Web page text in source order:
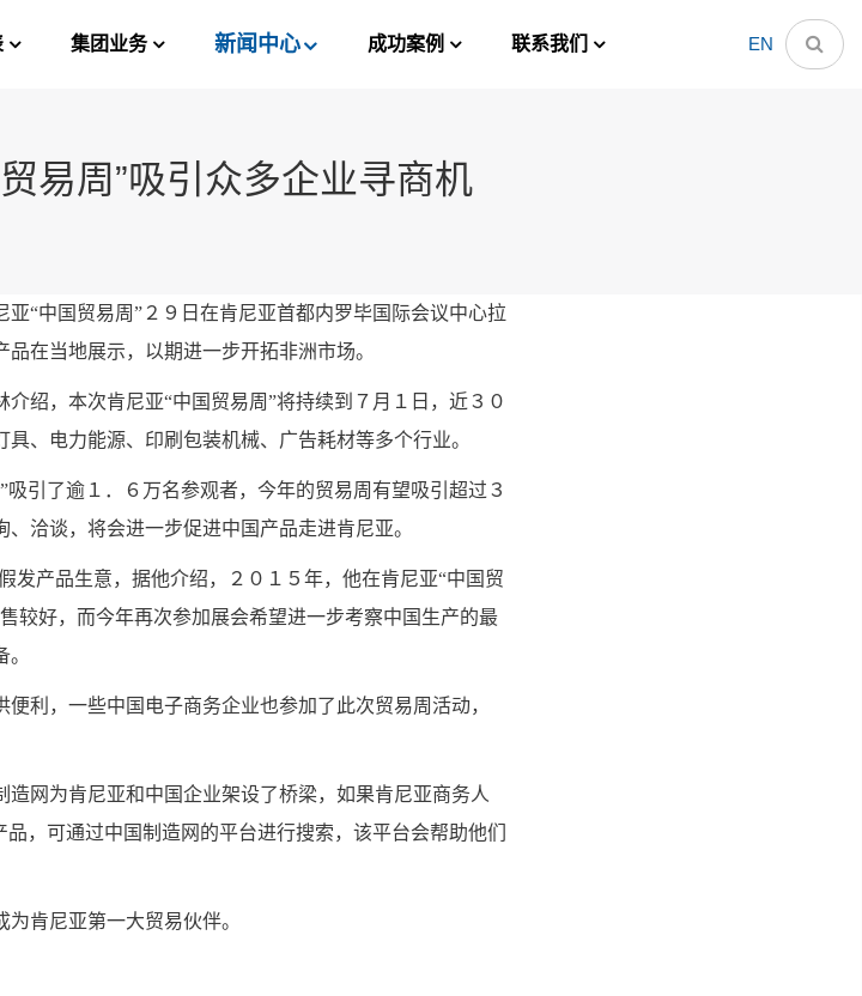
集团业务 新闻中心 成功案例 联系我们 EN
易周”吸引众多企业寻商机
“中国贸易周”２９日在肯尼亚首都内罗毕国际会议中心拉
在当地展示，以期进一步开拓非洲市场。
，本次肯尼亚“中国贸易周”将持续到７月１日，近３０
、电力能源、印刷包装机械、广告耗材等多个行业。
了逾１．６万名参观者，今年的贸易周有望吸引超过３
洽谈，将会进一步促进中国产品走进肯尼亚。
产品生意，据他介绍，２０１５年，他在肯尼亚“中国贸
较好，而今年再次参加展会希望进一步考察中国生产的最
，一些中国电子商务企业也参加了此次贸易周活动，
网为肯尼亚和中国企业架设了桥梁，如果肯尼亚商务人
，可通过中国制造网的平台进行搜索，该平台会帮助他们
肯尼亚第一大贸易伙伴。